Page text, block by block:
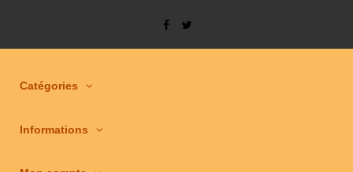
Catégories
Informations